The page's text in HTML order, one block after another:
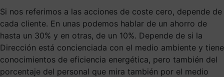
Si nos referimos a las acciones de coste cero, depende de
cada cliente. En unas podemos hablar de un ahorro de
hasta un 30% y en otras, de un 10%. Depende de si la
Dirección está concienciada con el medio ambiente y tiene
conocimientos de eficiencia energética, pero también del
porcentaje del personal que mira también por el medio